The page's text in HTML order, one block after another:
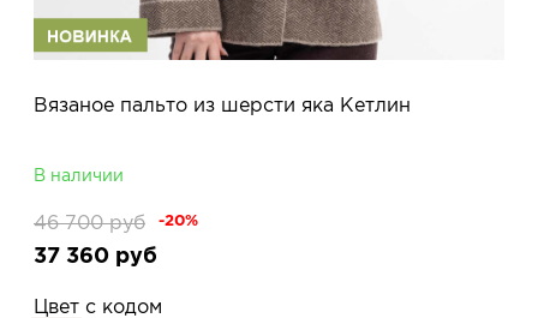
Вязаное пальто из шерсти яка Кетлин
В наличии
46 700 руб -20%
37 360 руб
Цвет с кодом